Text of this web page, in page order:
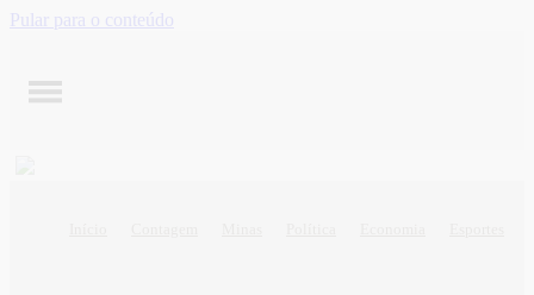
Pular para o conteúdo